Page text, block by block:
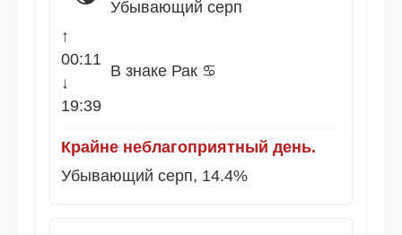
Убывающий серп
↑
00:11
↓
19:39
В знаке Рак ♋
Крайне неблагоприятный день.
Убывающий серп, 14.4%